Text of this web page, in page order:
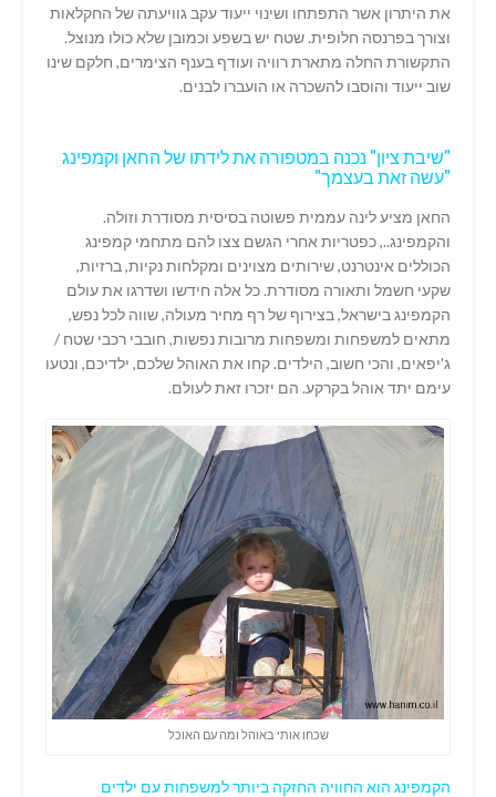
את היתרון אשר התפתחו ושינוי ייעוד עקב גוויעתה של החקלאות
וצורך בפרנסה חלופית. שטח יש בשפע וכמובן שלא כולו מנוצל.
התקשורת החלה מתארת רוויה ועודף בענף הצימרים, חלקם שינו
שוב ייעוד והוסבו להשכרה או הועברו לבנים.
"שיבת ציון" נכנה במטפורה את לידתו של החאן וקמפינג
"עשה זאת בעצמך"
החאן מציע לינה עממית פשוטה בסיסית מסודרת וזולה.
והקמפינג.., כפטריות אחרי הגשם צצו להם מתחמי קמפינג
הכוללים אינטרנט, שירותים מצוינים ומקלחות נקיות, ברזיות,
שקעי חשמל ותאורה מסודרת. כל אלה חידשו ושדרגו את עולם
הקמפינג בישראל, בצירוף של רף מחיר מעולה, שווה לכל נפש,
מתאים למשפחות ומשפחות מרובות נפשות, חובבי רכבי שטח /
ג'יפאים, והכי חשוב, הילדים. קחו את האוהל שלכם, ילדיכם, ונטעו
עימם יתד אוהל בקרקע. הם יזכרו זאת לעולם.
שכחו אותי באוהל ומה עם האוכל
הקמפינג הוא החוויה החזקה ביותר למשפחות עם ילדים